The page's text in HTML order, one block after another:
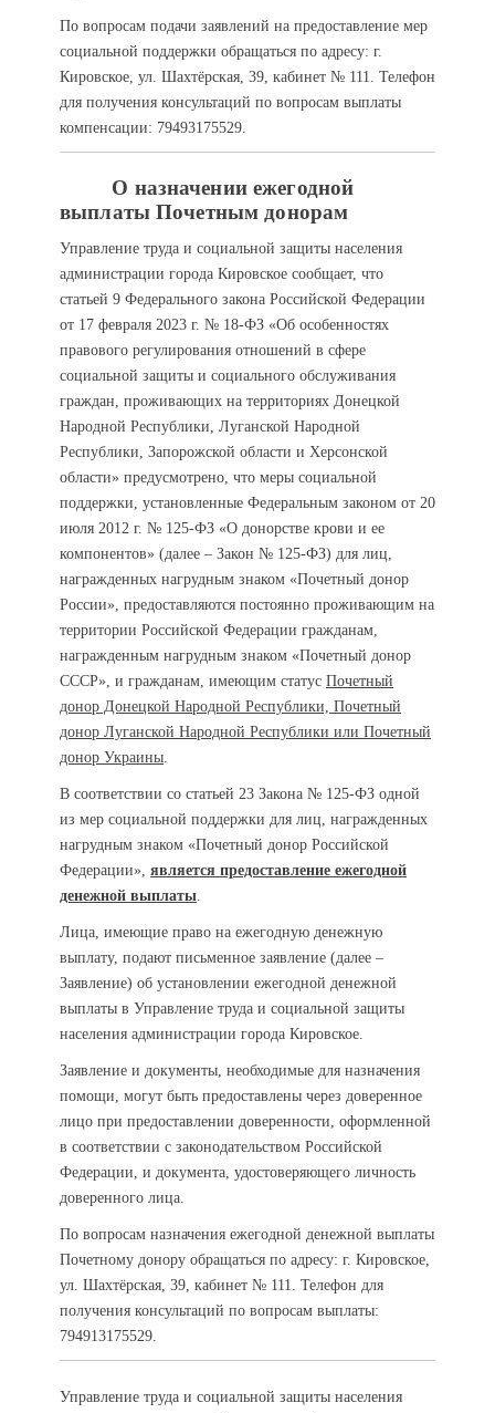
По вопросам подачи заявлений на предоставление мер
социальной поддержки обращаться по адресу: г.
Кировское, ул. Шахтёрская, 39, кабинет № 111. Телефон
для получения консультаций по вопросам выплаты
компенсации: 79493175529.
О назначении ежегодной
выплаты Почетным донорам
Управление труда и социальной защиты населения
администрации города Кировское сообщает, что
статьей 9 Федерального закона Российской Федерации
от 17 февраля 2023 г. № 18-ФЗ «Об особенностях
правового регулирования отношений в сфере
социальной защиты и социального обслуживания
граждан, проживающих на территориях Донецкой
Народной Республики, Луганской Народной
Республики, Запорожской области и Херсонской
области» предусмотрено, что меры социальной
поддержки, установленные Федеральным законом от 20
июля 2012 г. № 125-ФЗ «О донорстве крови и ее
компонентов» (далее – Закон № 125-ФЗ) для лиц,
награжденных нагрудным знаком «Почетный донор
России», предоставляются постоянно проживающим на
территории Российской Федерации гражданам,
награжденным нагрудным знаком «Почетный донор
СССР», и гражданам, имеющим статус Почетный
донор Донецкой Народной Республики, Почетный
донор Луганской Народной Республики или Почетный
донор Украины.
В соответствии со статьей 23 Закона № 125-ФЗ одной
из мер социальной поддержки для лиц, награжденных
нагрудным знаком «Почетный донор Российской
Федерации», является предоставление ежегодной
денежной выплаты.
Лица, имеющие право на ежегодную денежную
выплату, подают письменное заявление (далее –
Заявление) об установлении ежегодной денежной
выплаты в Управление труда и социальной защиты
населения администрации города Кировское.
Заявление и документы, необходимые для назначения
помощи, могут быть предоставлены через доверенное
лицо при предоставлении доверенности, оформленной
в соответствии с законодательством Российской
Федерации, и документа, удостоверяющего личность
доверенного лица.
По вопросам назначения ежегодной денежной выплаты
Почетному донору обращаться по адресу: г. Кировское,
ул. Шахтёрская, 39, кабинет № 111. Телефон для
получения консультаций по вопросам выплаты:
794913175529.
Управление труда и социальной защиты населения